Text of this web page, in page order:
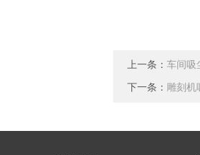
上一条： 车间吸
下一条： 雕刻机